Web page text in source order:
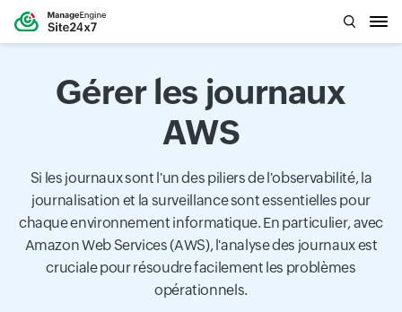
Gérer les journaux
AWS
Si les journaux sont l'un des piliers de l'observabilité, la
journalisation et la surveillance sont essentielles pour
chaque environnement informatique. En particulier, avec
Amazon Web Services (AWS), l'analyse des journaux est
cruciale pour résoudre facilement les problèmes
opérationnels.